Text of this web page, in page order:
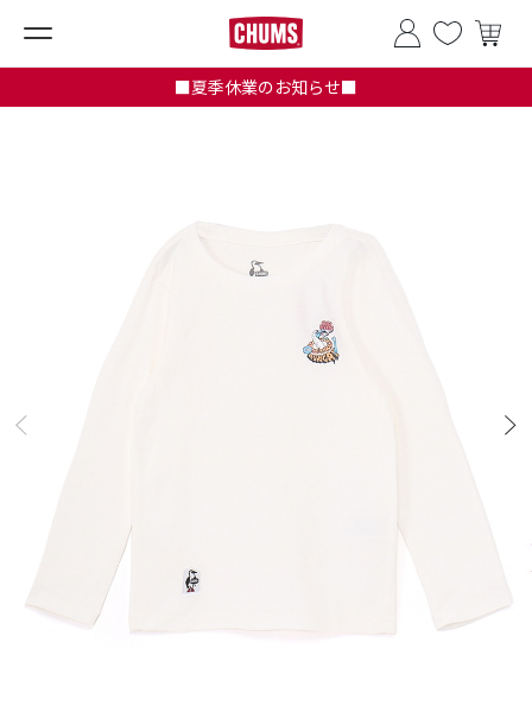
■夏季休業のお知らせ■